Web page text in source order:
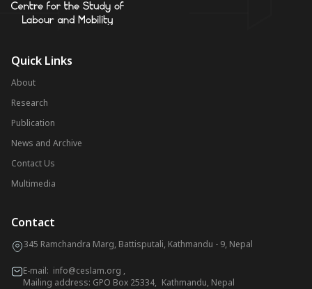
Quick Links
About
Research
Publication
News and Archive
Contact Us
Multimedia
Contact
345 Ramchandra Marg, Battisputali, Kathmandu - 9, Nepal
E-mail: info@ceslam.org ,
Mailing address: GPO Box 25334, Kathmandu, Nepal